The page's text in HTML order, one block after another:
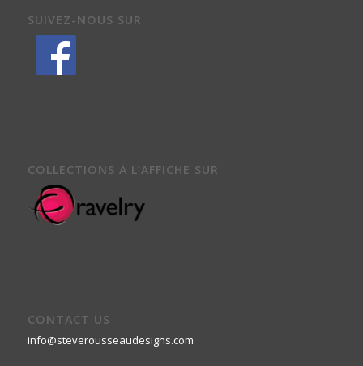
SUIVEZ-NOUS SUR
COLLECTIONS À L’AFFICHE SUR
CONTACT US
info@steverousseaudesigns.com